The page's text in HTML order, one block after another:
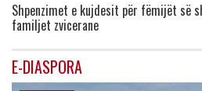
Shpenzimet e kujdesit për fëmijët së
familjet zvicerane
E-DIASPORA